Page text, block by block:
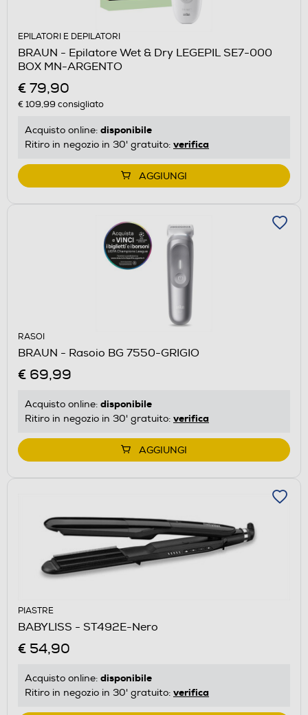
EPILATORI E DEPILATORI
BRAUN - Epilatore Wet & Dry LEGEPIL SE7-000
BOX MN-ARGENTO
€ 79,90
€ 109,99 consigliato
Acquisto online: disponibile
Ritiro in negozio in 30' gratuito: verifica
AGGIUNGI
RASOI
BRAUN - Rasoio BG 7550-GRIGIO
€ 69,99
Acquisto online: disponibile
Ritiro in negozio in 30' gratuito: verifica
AGGIUNGI
PIASTRE
BABYLISS - ST492E-Nero
€ 54,90
Acquisto online: disponibile
Ritiro in negozio in 30' gratuito: verifica